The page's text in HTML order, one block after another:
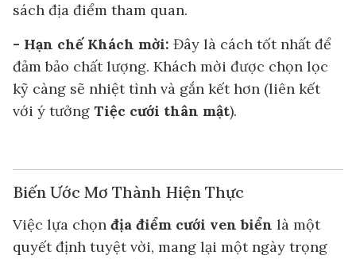
sách địa điểm tham quan.
- Hạn chế Khách mời: Đây là cách tốt nhất để
đảm bảo chất lượng. Khách mời được chọn lọc
kỹ càng sẽ nhiệt tình và gắn kết hơn (liên kết
với ý tưởng Tiệc cưới thân mật).
Biến Ước Mơ Thành Hiện Thực
Việc lựa chọn địa điểm cưới ven biển là một
quyết định tuyệt vời, mang lại một ngày trọng